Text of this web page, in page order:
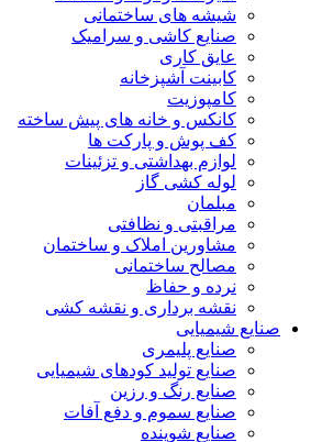
شیشه های ساختمانی
صنایع کاشی و سرامیک
عایق کاری
کابینت آشپزخانه
کامپوزیت
کانکس و خانه های پیش ساخته
کف پوش و پارکت ها
لوازم بهداشتی و تزئینات
لوله کشی گاز
مبلمان
مراقبتی و نظافتی
مشاورین املاک و ساختمان
مصالح ساختمانی
نرده و حفاظ
نقشه برداری و نقشه کشی
صنایع شیمیایی
صنایع پلیمری
صنایع تولید کودهای شیمیایی
صنایع رنگ و رزین
صنایع سموم و دفع آفات
صنایع شوینده